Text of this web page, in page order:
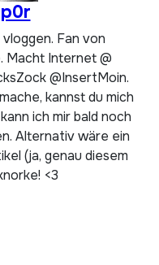
Fan von
Macht Internet @
@InsertMoin.
kannst du mich
ich mir bald noch
Alternativ wäre ein
(ja, genau diesem
<3